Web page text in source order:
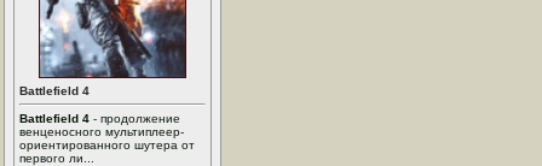
Battlefield 4
Battlefield 4 - продолжение
венценосного мультиплеер-
ориентированного шутера от
первого ли...